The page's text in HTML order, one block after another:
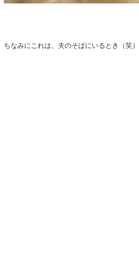
ちなみにこれは、夫のそばにいるとき（笑）